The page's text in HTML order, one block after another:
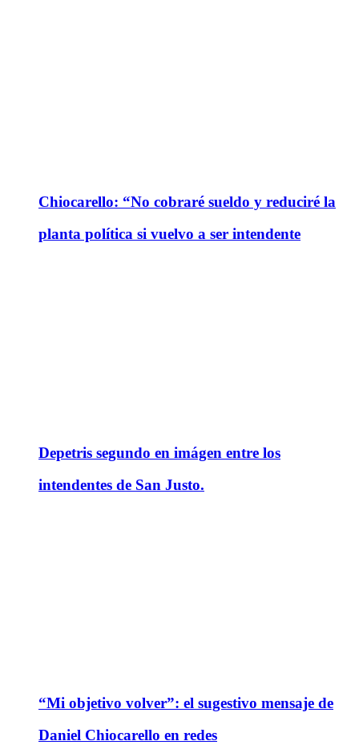
Chiocarello: “No cobraré sueldo y reduciré la
planta política si vuelvo a ser intendente
Depetris segundo en imágen entre los
intendentes de San Justo.
“Mi objetivo volver”: el sugestivo mensaje de
Daniel Chiocarello en redes